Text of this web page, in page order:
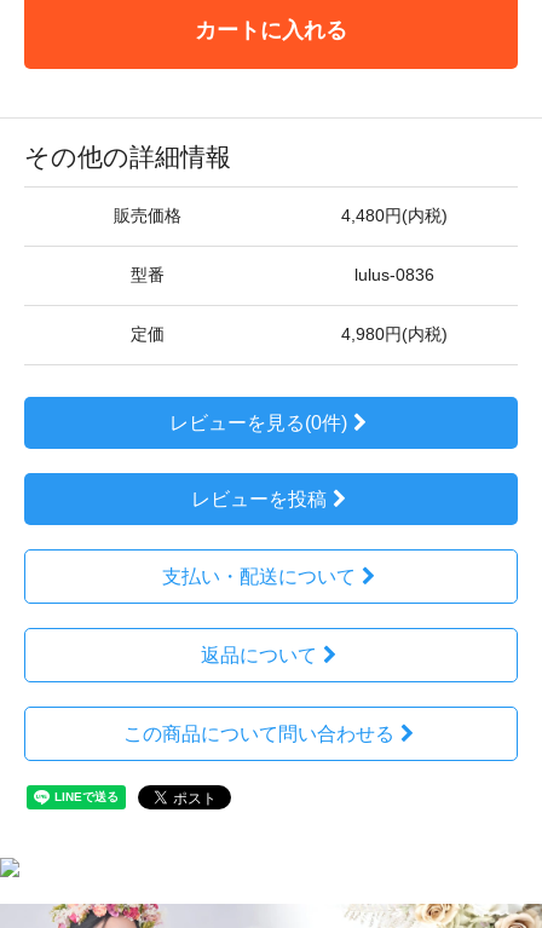
カートに入れる
その他の詳細情報
販売価格 4,480円(内税)
型番 lulus-0836
定価 4,980円(内税)
レビューを見る(0件)
レビューを投稿
支払い・配送について
返品について
この商品について問い合わせる